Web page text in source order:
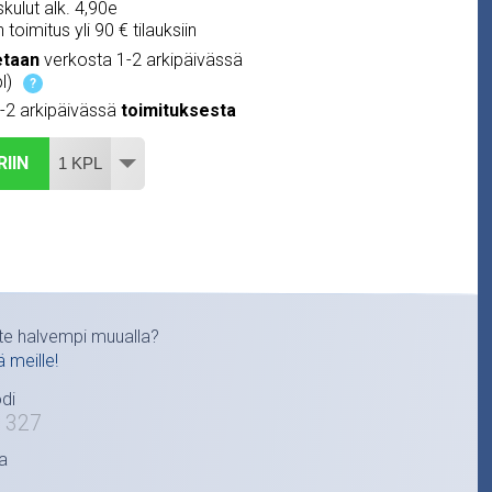
alk. 4,90e
toimitus yli 90 € tilauksiin
verkosta 1-2 arkipäivässä
?
2 arkipäivässä toimituksesta
halvempi muualla?
meille!